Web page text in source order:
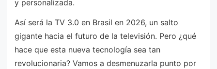
y personalizada.
Así será la TV 3.0 en Brasil en 2026, un salto
gigante hacia el futuro de la televisión. Pero ¿qué
hace que esta nueva tecnología sea tan
revolucionaria? Vamos a desmenuzarla punto por